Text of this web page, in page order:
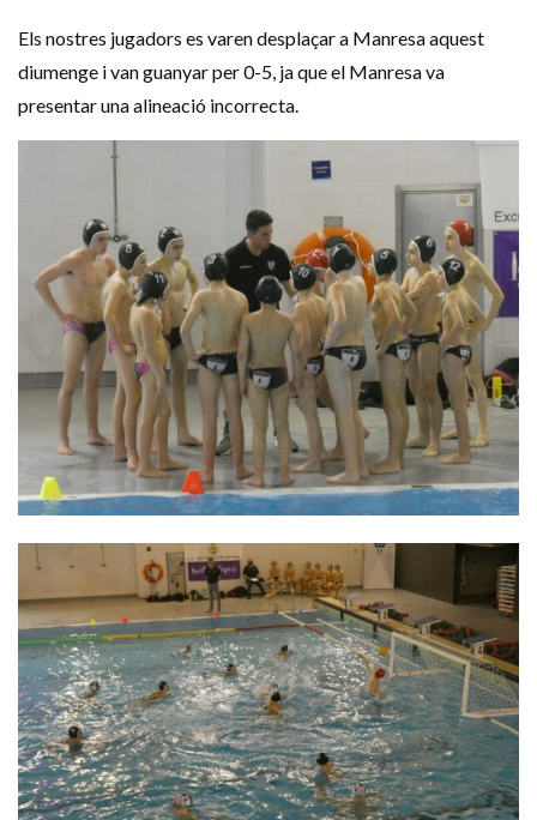
Els nostres jugadors es varendesplaçara Manresaaquest
diumenge i vanguanyarper 0-5, ja que el Manresava
presentar unaalineació incorrecta.